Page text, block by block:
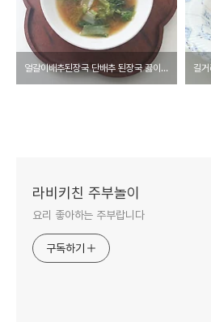
얼갈이배추된장국 단배추 된장국 끓이는법 된장배추국 얼갈이된장국 얼갈이 배추국 요리
라비키친 주부놀이
요리 좋아하는 주부랍니다
구독하기